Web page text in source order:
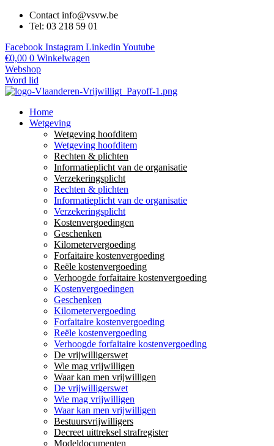
Contact info@vsvw.be
Tel: 03 218 59 01
Facebook Instagram Linkedin Youtube
€0,00 0 Winkelwagen
Webshop
Word lid
Home
Wetgeving
Wetgeving hoofditem
Wetgeving hoofditem
Rechten & plichten
Informatieplicht van de organisatie
Verzekeringsplicht
Rechten & plichten
Informatieplicht van de organisatie
Verzekeringsplicht
Kostenvergoedingen
Geschenken
Kilometervergoeding
Forfaitaire kostenvergoeding
Reële kostenvergoeding
Verhoogde forfaitaire kostenvergoeding
Kostenvergoedingen
Geschenken
Kilometervergoeding
Forfaitaire kostenvergoeding
Reële kostenvergoeding
Verhoogde forfaitaire kostenvergoeding
De vrijwilligerswet
Wie mag vrijwilligen
Waar kan men vrijwilligen
De vrijwilligerswet
Wie mag vrijwilligen
Waar kan men vrijwilligen
Bestuursvrijwilligers
Decreet uittreksel strafregister
Modeldocumenten